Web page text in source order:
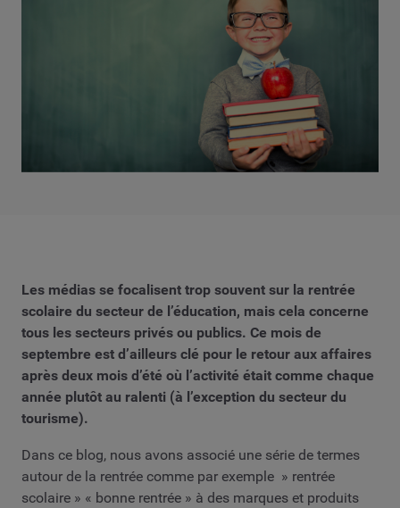
Les médias se focalisent trop souvent sur la rentrée
scolaire du secteur de l’éducation, mais cela concerne
tous les secteurs privés ou publics. Ce mois de
septembre est d’ailleurs clé pour le retour aux affaires
après deux mois d’été où l’activité était comme chaque
année plutôt au ralenti (à l’exception du secteur du
tourisme).
Dans ce blog, nous avons associé une série de termes
autour de la rentrée comme par exemple » rentrée
scolaire » « bonne rentrée » à des marques et produits